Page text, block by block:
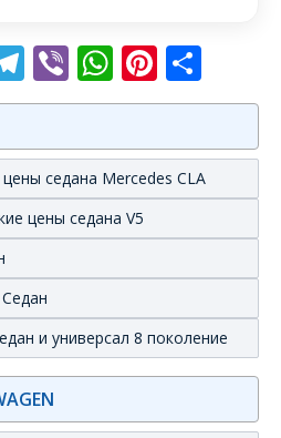
Telegram
Viber
седана Mercedes CLA
цены седана V5
и универсал 8 поколение